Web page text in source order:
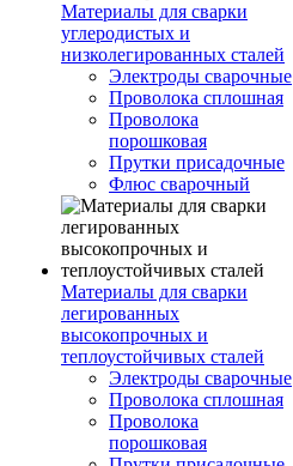
Материалы для сварки
углеродистых и
низколегированных сталей
Электроды сварочные
Проволока сплошная
Проволока
порошковая
Прутки присадочные
Флюс сварочный
Материалы для сварки
легированных
высокопрочных и
теплоустойчивых сталей
Электроды сварочные
Проволока сплошная
Проволока
порошковая